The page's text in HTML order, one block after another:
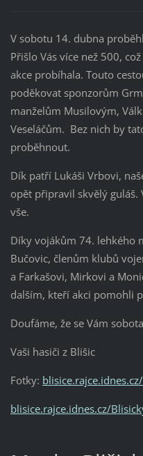
V sobotu 14. dubna
Přišlo Vás více než 500,
akce probíhala. Touto
poděkovat sponzorům
manželům Musilovým,
Veseláčům. Bez nich by
proběhnout.
Dík patří Lukáši Vrbovi,
opět připravil skvělý guláš.
vše.
Díky vojákům 74. lehkého
Bučovic, členům klubů
a Farkašovi, Mirkovi a
dalším, kteří akci pomohli
Doufáme, že se Vám
Vaši hasiči z Blišic
Fotky:
blisice.rajce.idnes.cz/